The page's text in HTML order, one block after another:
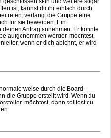
geschlossen sein und weitere sogar
ist, kannst du ihr einfach durch
verlangt die Gruppe eine
für sie bewerben. Ein
Antrag annehmen. Er könnte
aufgenommen werden möchtest.
wenn er dich ablehnt, er wird
durch die Board-
die Gruppe erstellt wird. Wenn du
möchtest, dann solltest du